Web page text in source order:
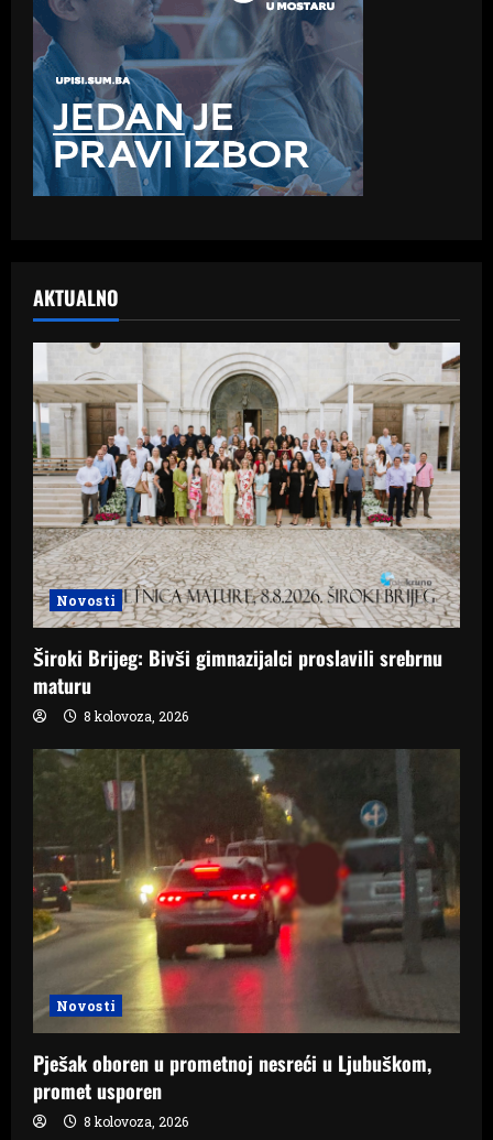
AKTUALNO
Novosti
Široki Brijeg: Bivši gimnazijalci proslavili srebrnu
maturu
8 kolovoza, 2026
Novosti
Pješak oboren u prometnoj nesreći u Ljubuškom,
promet usporen
8 kolovoza, 2026